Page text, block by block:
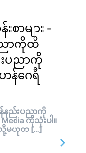
ာများ -
ညာကိုထိ
ပညာကို
န်ဂေရီ
နည်းပညာကို
ကိုသုံးပါ။
သို့မဟုတ […]